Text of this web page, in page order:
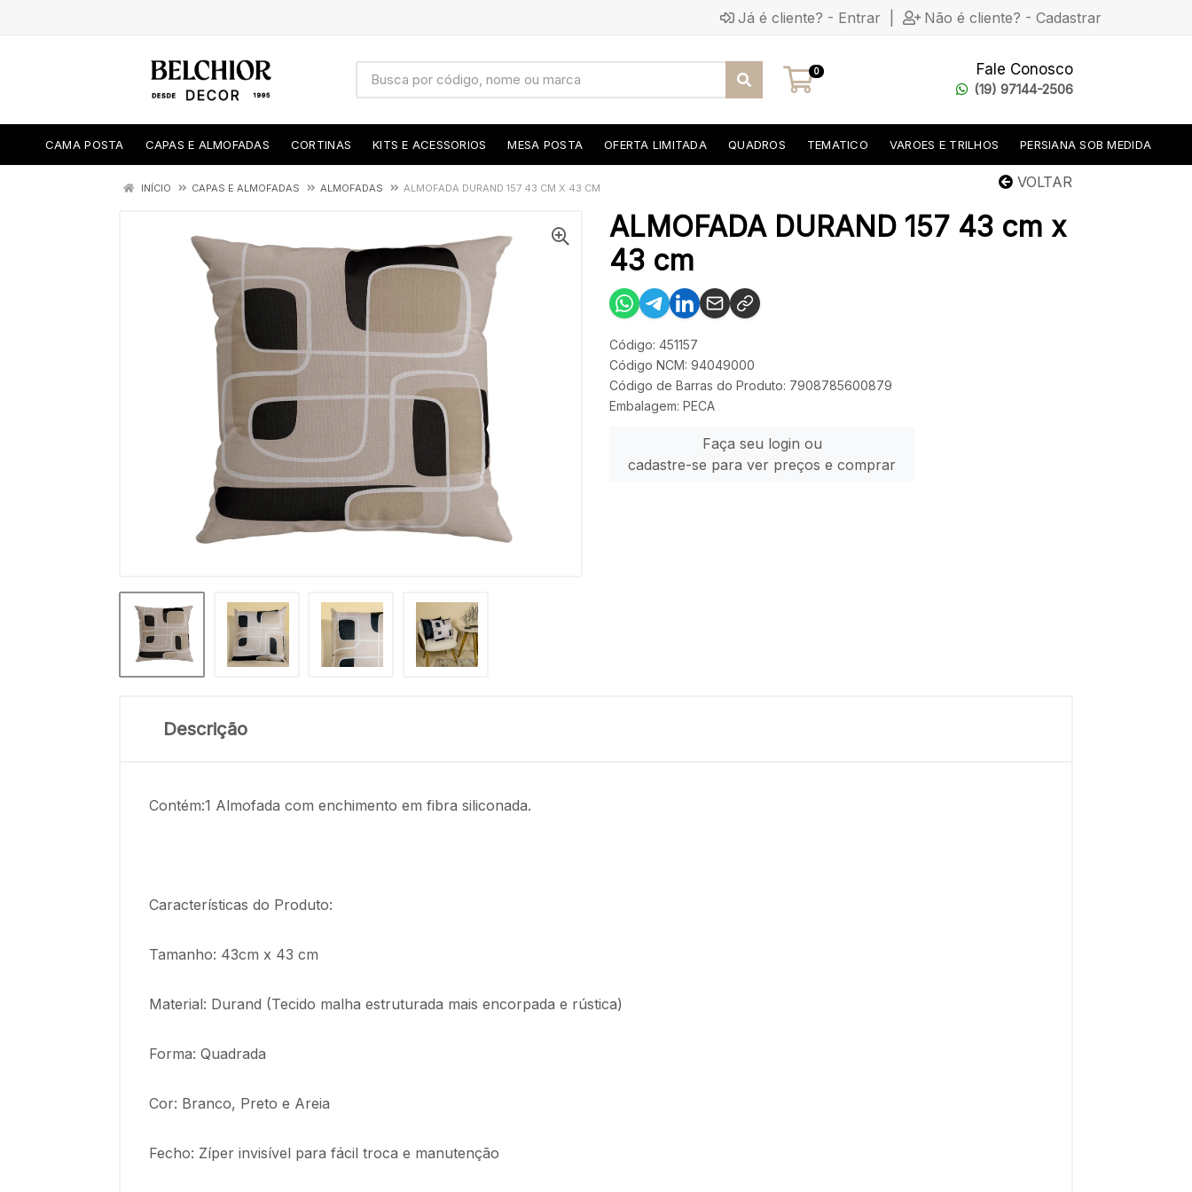
Já é cliente? - Entrar Não é cliente? - Cadastrar
0 Fale Conosco
(19) 97144-2506
CAMA POSTA CAPAS E ALMOFADAS CORTINAS KITS E ACESSORIOS MESA POSTA OFERTA LIMITADA QUADROS TEMATICO VAROES E TRILHOS PERSIANA SOB MEDIDA
VOLTAR
INÍCIO CAPAS E ALMOFADAS ALMOFADAS ALMOFADA DURAND 157 43 CM X 43 CM
ALMOFADA DURAND 157 43 cm x
43 cm
Código: 451157
Código NCM: 94049000
Código de Barras do Produto: 7908785600879
Embalagem: PECA
Faça seu login ou
cadastre-se para ver preços e comprar
Descrição
Contém:1 Almofada com enchimento em fibra siliconada.
Características do Produto:
Tamanho: 43cm x 43 cm
Material: Durand (Tecido malha estruturada mais encorpada e rústica)
Forma: Quadrada
Cor: Branco, Preto e Areia
Fecho: Zíper invisível para fácil troca e manutenção